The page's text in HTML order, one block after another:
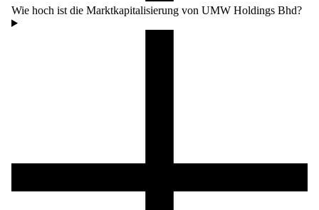
Wie hoch ist die Marktkapitalisierung von UMW Holdings Bhd?